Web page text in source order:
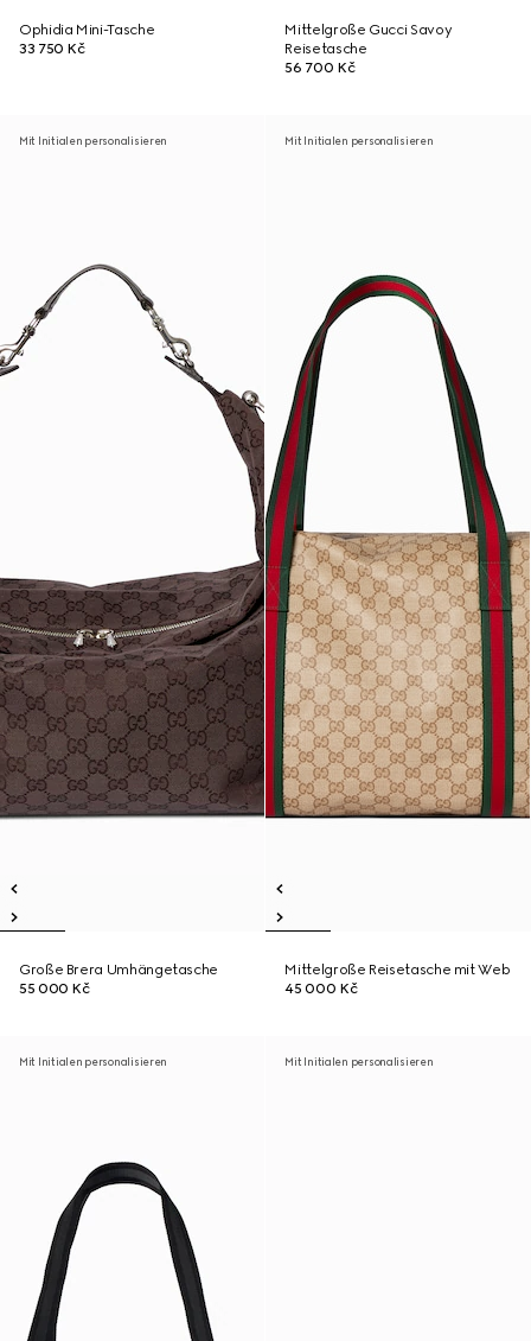
Ophidia Mini-Tasche
33 750 Kč
Mittelgroße Gucci Savoy
Reisetasche
56 700 Kč
Mit Initialen personalisieren
Große Brera Umhängetasche
55 000 Kč
Mit Initialen personalisieren
Mittelgroße Reisetasche mit Web
45 000 Kč
Mit Initialen personalisieren Mit Initialen personalisieren